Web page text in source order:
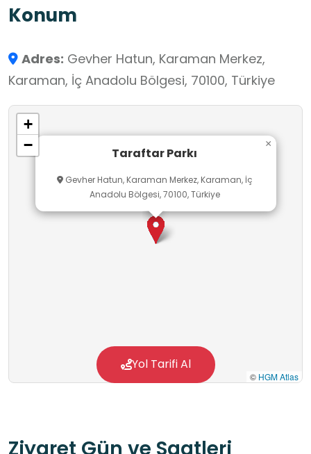
Konum
Adres: Gevher Hatun, Karaman Merkez,
Karaman, İç Anadolu Bölgesi, 70100, Türkiye
Taraftar Parkı
Gevher Hatun, Karaman Merkez, Karaman, İç
Anadolu Bölgesi, 70100, Türkiye
×
+
−
© HGM Atlas
Yol Tarifi Al